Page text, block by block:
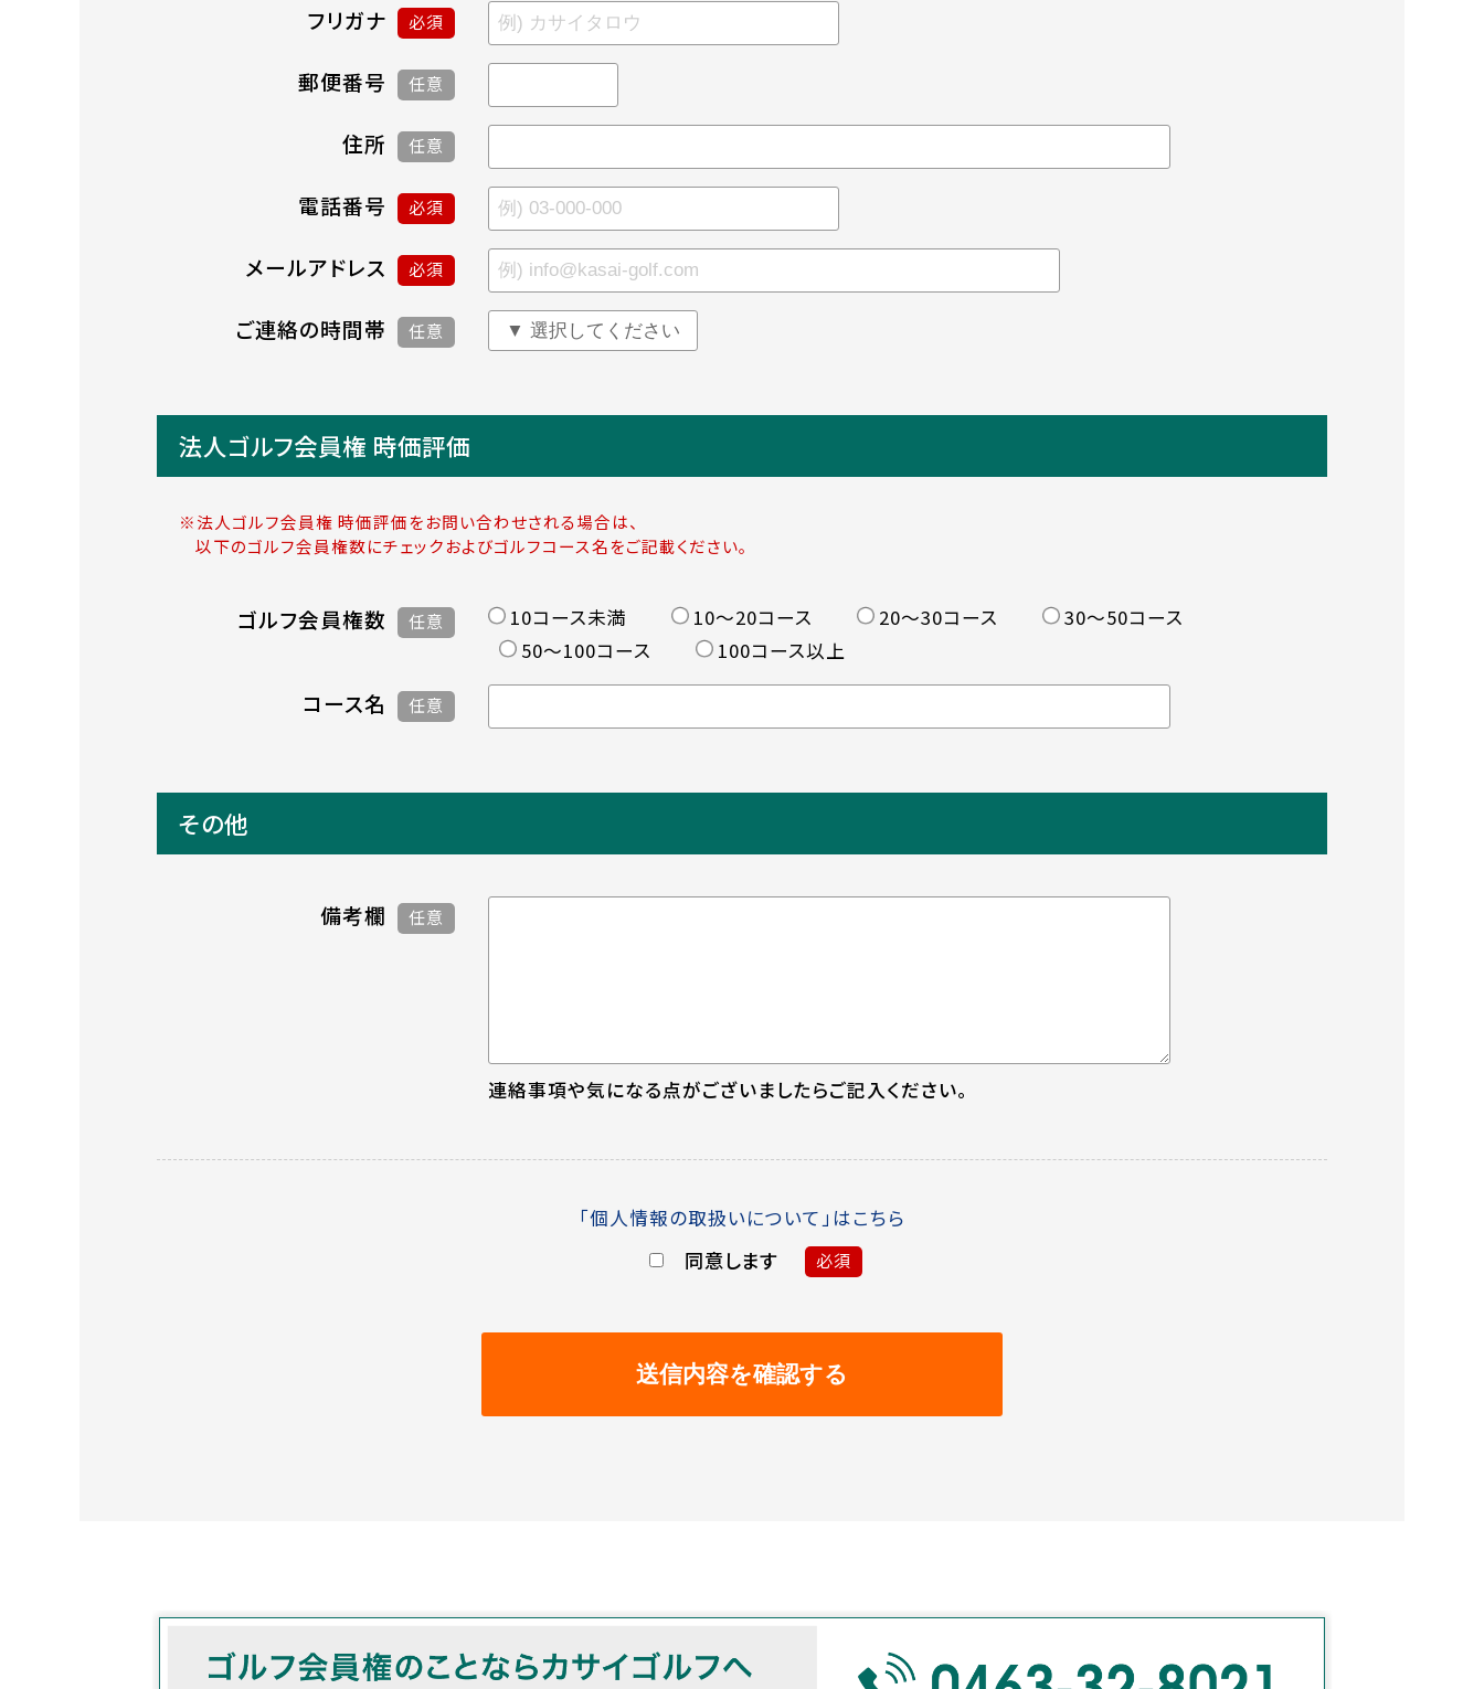
フリガナ 必須
郵便番号 任意
住所 任意
電話番号 必須
メールアドレス 必須
ご連絡の時間帯 任意
法人ゴルフ会員権 時価評価
※法人ゴルフ会員権 時価評価をお問い合わせされる場合は、
以下のゴルフ会員権数にチェックおよびゴルフコース名をご記載ください。
ゴルフ会員権数 任意 10コース未満 10〜20コース 20〜30コース
30〜50コース
50〜100コース
100コース以上
コース名 任意
その他
備考欄 任意
連絡事項や気になる点がございましたらご記入ください。
「個人情報の取扱いについて」はこちら
同意します 必須